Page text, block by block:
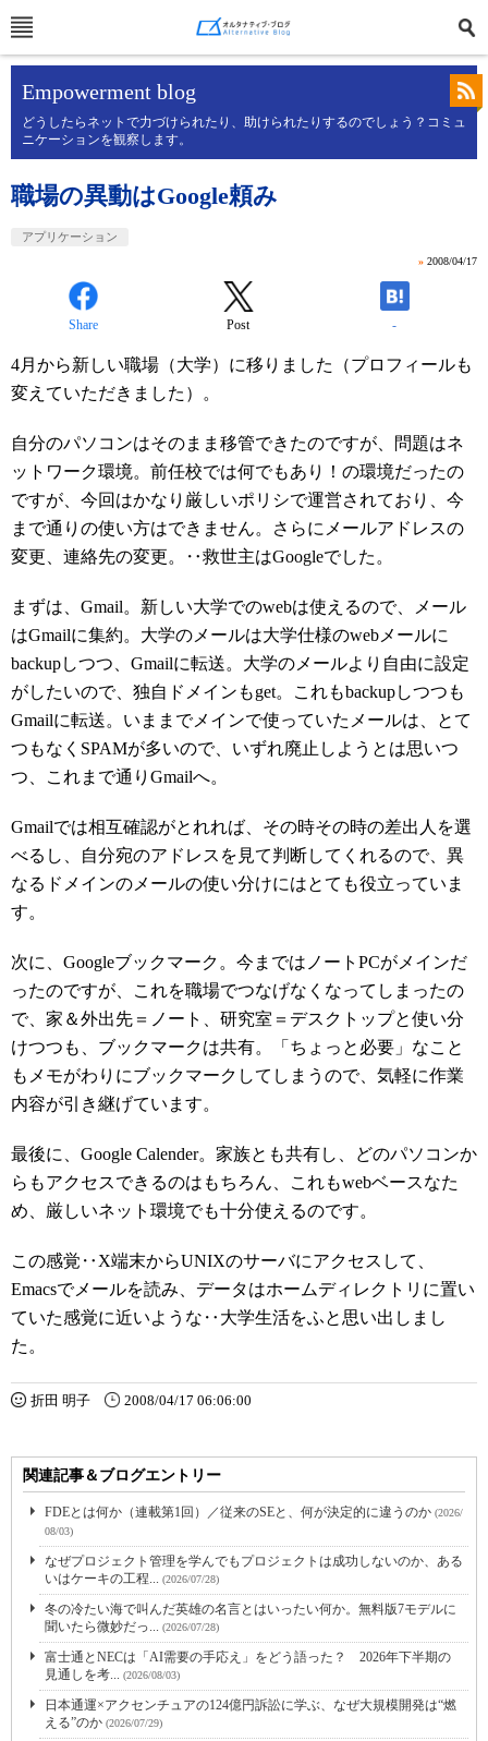
Empowerment blog
どうしたらネットで力づけられたり、助けられたりするのでしょう？コミュ
ニケーションを観察します。
職場の異動はGoogle頼み
アプリケーション
» 2008/04/17
Share Post -
4月から新しい職場（大学）に移りました（プロフィールも
変えていただきました）。
自分のパソコンはそのまま移管できたのですが、問題はネ
ットワーク環境。前任校では何でもあり！の環境だったの
ですが、今回はかなり厳しいポリシで運営されており、今
まで通りの使い方はできません。さらにメールアドレスの
変更、連絡先の変更。‥救世主はGoogleでした。
まずは、Gmail。新しい大学でのwebは使えるので、メール
はGmailに集約。大学のメールは大学仕様のwebメールに
backupしつつ、Gmailに転送。大学のメールより自由に設定
がしたいので、独自ドメインもget。これもbackupしつつも
Gmailに転送。いままでメインで使っていたメールは、とて
つもなくSPAMが多いので、いずれ廃止しようとは思いつ
つ、これまで通りGmailへ。
Gmailでは相互確認がとれれば、その時その時の差出人を選
べるし、自分宛のアドレスを見て判断してくれるので、異
なるドメインのメールの使い分けにはとても役立っていま
す。
次に、Googleブックマーク。今まではノートPCがメインだ
ったのですが、これを職場でつなげなくなってしまったの
で、家＆外出先＝ノート、研究室＝デスクトップと使い分
けつつも、ブックマークは共有。「ちょっと必要」なこと
もメモがわりにブックマークしてしまうので、気軽に作業
内容が引き継げています。
最後に、Google Calender。家族とも共有し、どのパソコンか
らもアクセスできるのはもちろん、これもwebベースなた
め、厳しいネット環境でも十分使えるのです。
この感覚‥X端末からUNIXのサーバにアクセスして、
Emacsでメールを読み、データはホームディレクトリに置い
ていた感覚に近いような‥大学生活をふと思い出しまし
た。
折田 明子 2008/04/17 06:06:00
関連記事＆ブログエントリー
FDEとは何か（連載第1回）／従来のSEと、何が決定的に違うのか (2026/
08/03)
なぜプロジェクト管理を学んでもプロジェクトは成功しないのか、ある
いはケーキの工程... (2026/07/28)
冬の冷たい海で叫んだ英雄の名言とはいったい何か。無料版7モデルに
聞いたら微妙だっ... (2026/07/28)
富士通とNECは「AI需要の手応え」をどう語った？ 2026年下半期の
見通しを考... (2026/08/03)
日本通運×アクセンチュアの124億円訴訟に学ぶ、なぜ大規模開発は“燃
える”のか (2026/07/29)